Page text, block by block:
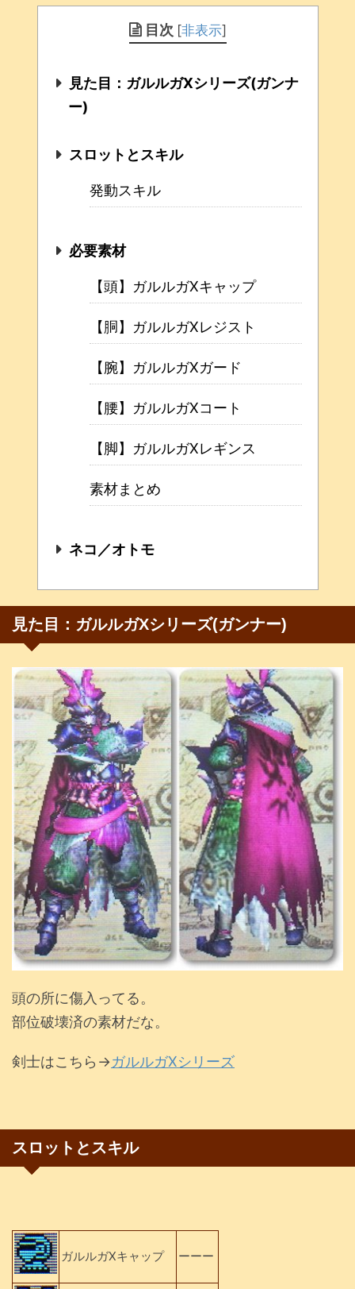
目次 [非表示]
見た目：ガルルガXシリーズ(ガンナ
ー)
スロットとスキル
発動スキル
必要素材
【頭】ガルルガXキャップ
【胴】ガルルガXレジスト
【腕】ガルルガXガード
【腰】ガルルガXコート
【脚】ガルルガXレギンス
素材まとめ
ネコ／オトモ
見た目：ガルルガXシリーズ(ガンナー)
頭の所に傷入ってる。
部位破壊済の素材だな。
剣士はこちら→ガルルガXシリーズ
スロットとスキル
ガルルガXキャップ ーーー